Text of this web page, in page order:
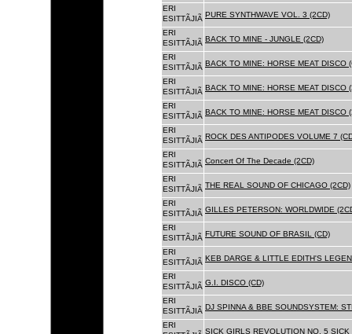
ERI
ESITTÃJIÃ PURE SYNTHWAVE VOL. 3 (2CD)
ERI
ESITTÃJIÃ BACK TO MINE - JUNGLE (2CD)
ERI
ESITTÃJIÃ BACK TO MINE: HORSE MEAT DISCO
ERI
ESITTÃJIÃ BACK TO MINE: HORSE MEAT DISCO
ERI
ESITTÃJIÃ BACK TO MINE: HORSE MEAT DISCO
ERI
ESITTÃJIÃ ROCK DES ANTIPODES VOLUME 7
ERI
ESITTÃJIÃ Concert Of The Decade (2CD)
ERI
ESITTÃJIÃ THE REAL SOUND OF CHICAGO (2CD)
ERI
ESITTÃJIÃ GILLES PETERSON: WORLDWIDE
ERI
ESITTÃJIÃ FUTURE SOUND OF BRASIL (CD)
ERI
ESITTÃJIÃ KEB DARGE & LITTLE EDITH'S
ERI
ESITTÃJIÃ G.I. DISCO (CD)
ERI
ESITTÃJIÃ DJ SPINNA & BBE SOUNDSYSTEM:
ERI
SICK GIRLS REVOLUTION NO. 5